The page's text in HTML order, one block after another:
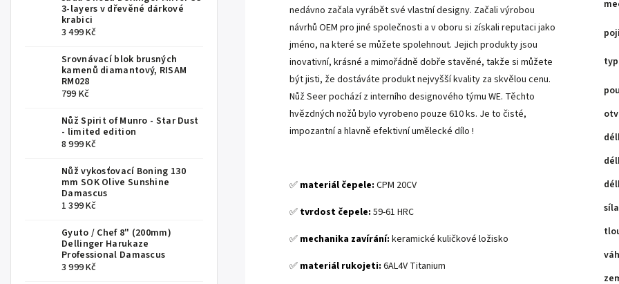
3-layers v dřevěné dárkové
krabici
3 499 Kč
Srovnávací blok brusných
kamenů diamantový, RISAM
RM028
799 Kč
Nůž Spirit of Munro - Star Dust
- limited edition
8 999 Kč
Nůž vykosťovací Boning 130
mm SOK Olive Sunshine
Damascus
1 399 Kč
Gyuto / Chef 8" (200mm)
Dellinger Harukaze
Professional Damascus
3 999 Kč
nedávno začala vyrábět své vlastní designy. Začali výrobou
návrhů OEM pro jiné společnosti a v oboru si získali reputaci jako
jméno, na které se můžete spolehnout. Jejich produkty jsou
inovativní, krásné a mimořádně dobře stavěné, takže si můžete
být jisti, že dostáváte produkt nejvyšší kvality za skvělou cenu.
Nůž Seer pochází z interního designového týmu WE. Těchto
hvězdných nožů bylo vyrobeno pouze 610 ks. Je to čisté,
impozantní a hlavně efektivní umělecké dílo !
✅ materiál čepele: CPM 20CV
✅ tvrdost čepele: 59-61 HRC
✅ mechanika zavírání: keramické kuličkové ložisko
✅ materiál rukojeti: 6AL4V Titanium